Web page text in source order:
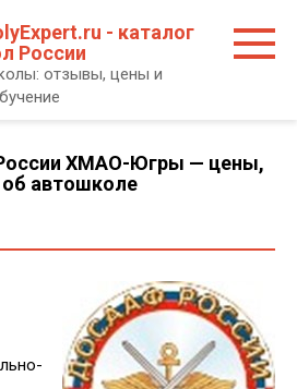
- каталог
России
отзывы, цены и
ХМАО-Югры — цены,
автошколе